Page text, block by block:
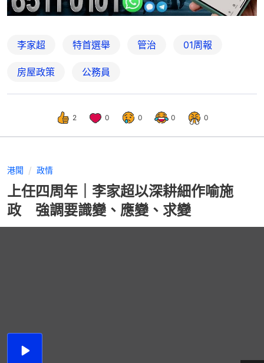
李家超 特首選舉 管治 01周報
房屋政策 公務員
2 0 0 0 0
港聞 政情
上任四周年｜李家超以深耕細作喻施
政 強調要識變、應變、求變
播